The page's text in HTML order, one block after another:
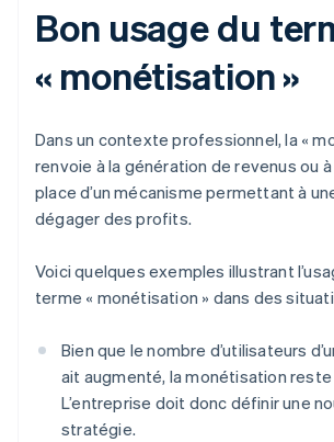
Bon usage du
« monétisation »
Dans un contexte professionnel, la «
renvoie à la génération de revenus ou
place d’un mécanisme permettant à
dégager des profits.
Voici quelques exemples illustrant
terme « monétisation » dans des
Bien que le nombre d’utilisateurs
ait augmenté, la monétisation
L’entreprise doit donc définir une
stratégie.